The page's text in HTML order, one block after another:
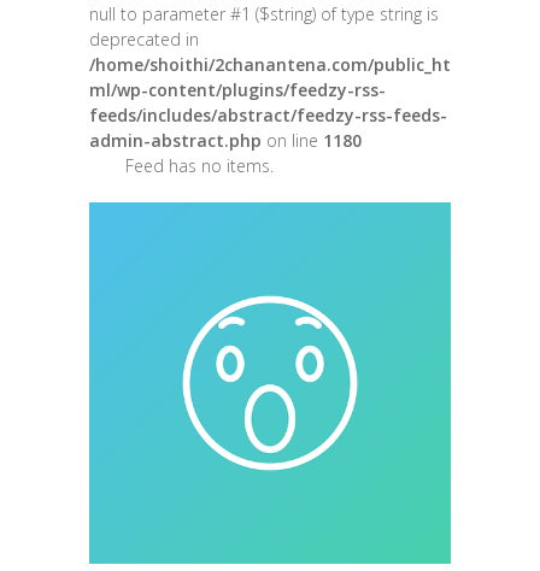
null to parameter #1 ($string) of type string is
deprecated in
/home/shoithi/2chanantena.com/public_ht
ml/wp-content/plugins/feedzy-rss-
feeds/includes/abstract/feedzy-rss-feeds-
admin-abstract.php on line 1180
Feed has no items.